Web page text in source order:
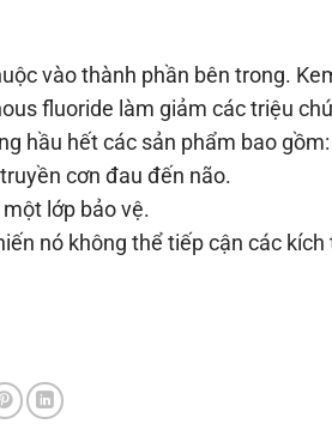
vào thành phần bên trong.
fluoride làm giảm các triệu
hầu hết các sản phẩm bao gồm:
cơn đau đến não.
lớp bảo vệ.
nó không thể tiếp cận các